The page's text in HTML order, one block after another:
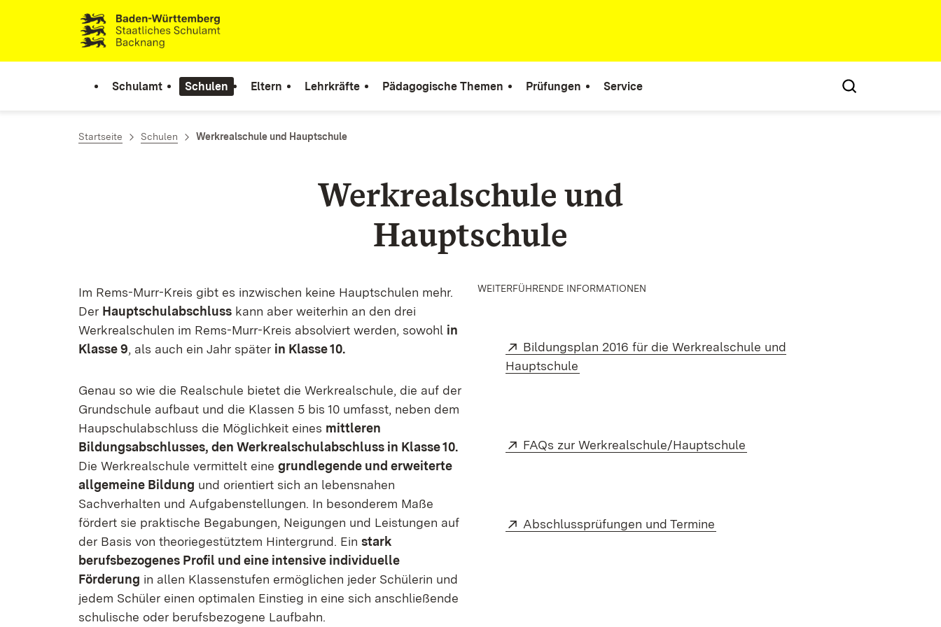
Zum Inhalt springen
Link zur Startseite
Schulamt Schulen Eltern Lehrkräfte Pädagogische Themen Prüfungen Service
Startseite Schulen Werkrealschule und Hauptschule
Werkrealschule und
Hauptschule
Im Rems-Murr-Kreis gibt es inzwischen keine Hauptschulen mehr.
Der Hauptschulabschluss kann aber weiterhin an den drei
Werkrealschulen im Rems-Murr-Kreis absolviert werden, sowohl in
Klasse 9, als auch ein Jahr später in Klasse 10.
Genau so wie die Realschule bietet die Werkrealschule, die auf der
Grundschule aufbaut und die Klassen 5 bis 10 umfasst, neben dem
Haupschulabschluss die Möglichkeit eines mittleren
Bildungsabschlusses, den Werkrealschulabschluss in Klasse 10.
Die Werkrealschule vermittelt eine grundlegende und erweiterte
allgemeine Bildung und orientiert sich an lebensnahen
Sachverhalten und Aufgabenstellungen. In besonderem Maße
fördert sie praktische Begabungen, Neigungen und Leistungen auf
der Basis von theoriegestütztem Hintergrund. Ein stark
berufsbezogenes Profil und eine intensive individuelle
Förderung in allen Klassenstufen ermöglichen jeder Schülerin und
jedem Schüler einen optimalen Einstieg in eine sich anschließende
schulische oder berufsbezogene Laufbahn.
WEITERFÜHRENDE INFORMATIONEN
Extern:
Bildungsplan 2016 für die Werkrealschule und
Hauptschule
Extern:
FAQs zur Werkrealschule/Hauptschule
Extern:
Abschlussprüfungen und Termine